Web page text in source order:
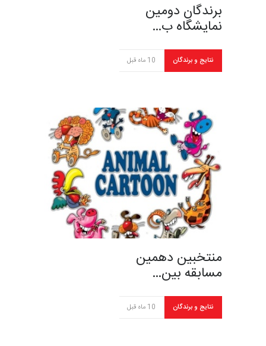
برندگان دومین
نمایشگاه ب…
نتایج و برندگان 10 ماه قبل
منتخبین دهمین
مسابقه بین…
نتایج و برندگان 10 ماه قبل